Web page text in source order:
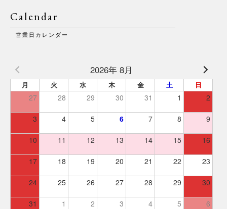
Calendar
営業日カレンダー
2026年 8月
月 火 水 木 金 土 日
27 28 29 30 31 1 2
3 4 5 6 7 8 9
10 11 12 13 14 15 16
17 18 19 20 21 22 23
24 25 26 27 28 29 30
31 1 2 3 4 5 6